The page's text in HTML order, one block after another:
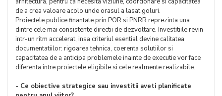
de a crea valoare acolo unde orasul a lasat goluri.
Proiectele publice finantate prin POR si PNRR reprezinta una
dintre cele mai consistente directii de dezvoltare. Investitiile revin
intr-un ritm accelerat, insa criteriul esential devine calitatea
documentatiilor: rigoarea tehnica, coerenta solutiilor si
capacitatea de a anticipa problemele inainte de executie vor face
diferenta intre proiectele eligibile si cele realmente realizabile.
- Ce obiective strategice sau investitii aveti planificate